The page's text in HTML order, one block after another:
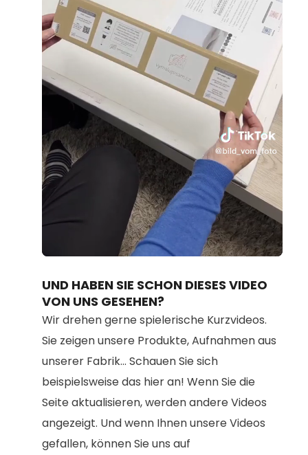
Loaded:
70.19%
UND HABEN SIE SCHON DIESES VIDEO
VON UNS GESEHEN?
Wir drehen gerne spielerische Kurzvideos.
Sie zeigen unsere Produkte, Aufnahmen aus
unserer Fabrik... Schauen Sie sich
beispielsweise das hier an! Wenn Sie die
Seite aktualisieren, werden andere Videos
angezeigt. Und wenn Ihnen unsere Videos
gefallen, können Sie uns auf